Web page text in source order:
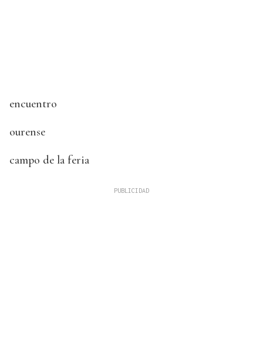
encuentro
ourense
campo de la feria